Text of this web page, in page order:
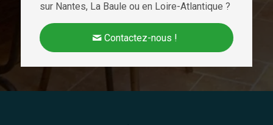
sur Nantes, La Baule ou en Loire-Atlantique ?
Contactez-nous !